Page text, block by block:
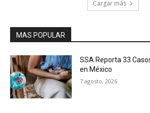
Cargar más
MAS POPULAR
SSA Reporta 33
en México
7 agosto, 2026